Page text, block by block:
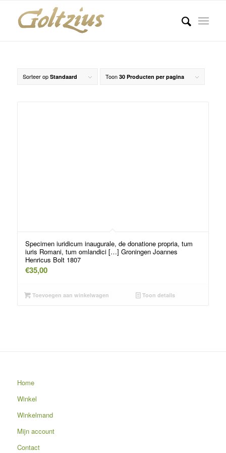
Sorteer op Standaard Toon 30 Producten per pagina
Specimen iuridicum inaugurale, de donatione propria, tum
iuris Romani, tum omlandici […] Groningen Joannes
Henricus Bolt 1807
€35,00
Toevoegen aan winkelwagen Toon details
Home
Winkel
Winkelmand
Mijn account
Contact